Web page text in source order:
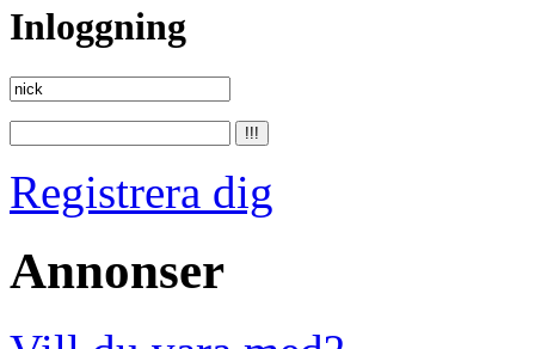
Inloggning
Registrera dig
Annonser